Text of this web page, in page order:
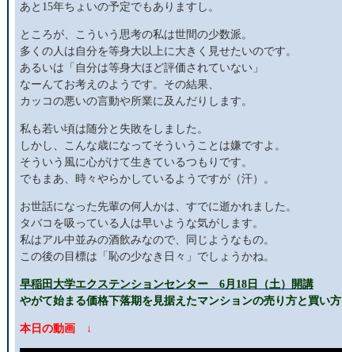
あと15年ちょいの予定でもありますし。
ところが、こういう思考の私は世間の少数派。
多くの人は自分を等身大以上に大きく見せたいのです。
あるいは「自分は等身大ほど評価されていない」
なーんてお考えのようです。その結果、
カッコの悪いの言動や所業に及んだりします。
私も若い頃は随分と失敗をしました。
しかし、こんな歳になってそういうことは嫌ですよ。
そういう風に心がけて生きているつもりです。
でもまあ、時々やらかしているようですが（汗）。
お世話になった先輩の何人かは、すでに逝かれました。
タバコを吸っている人は早いような気がします。
私はアル中並みの酒飲みなので、同じようなもの。
この後の目標は「恥の少なき日々」でしょうかね。
早稲田大学エクステンションセンター 6月18日（土）開講
やがて始まる価格下落期を見据えたマンションの売り方と買い方
本日の動画 ↓